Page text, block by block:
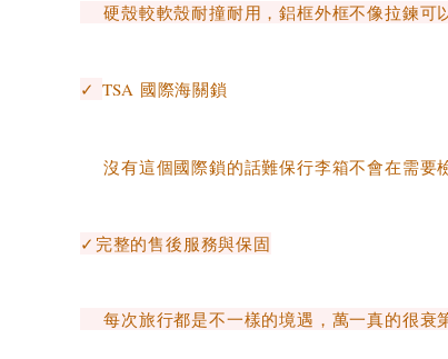
硬殼較軟殼耐撞耐用，鋁框外框不像拉鍊可
✓ TSA 國際海關鎖
沒有這個國際鎖的話難保行李箱不會在需要
✓完整的售後服務與保固
每次旅行都是不一樣的境遇，萬一真的很衰